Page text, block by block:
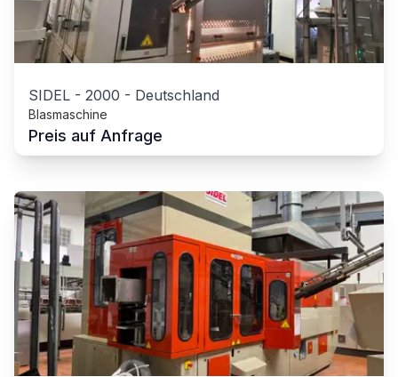
SIDEL - 2000 - Deutschland
Blasmaschine
Preis auf Anfrage